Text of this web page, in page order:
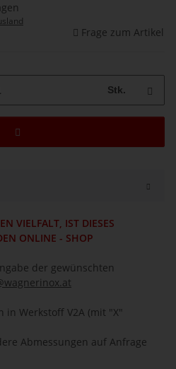
Frage zum Artikel
Stk.
VIELFALT, IST DIESES
ONLINE - SHOP
der gewünschten
in Werkstoff V2A (mit "X"
Abmessungen auf Anfrage